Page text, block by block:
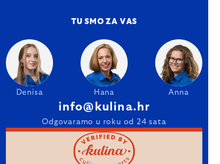
TU SMO ZA VAS
Denisa Hana Anna
info@kulina.hr
Odgovaramo u roku od 24 sata